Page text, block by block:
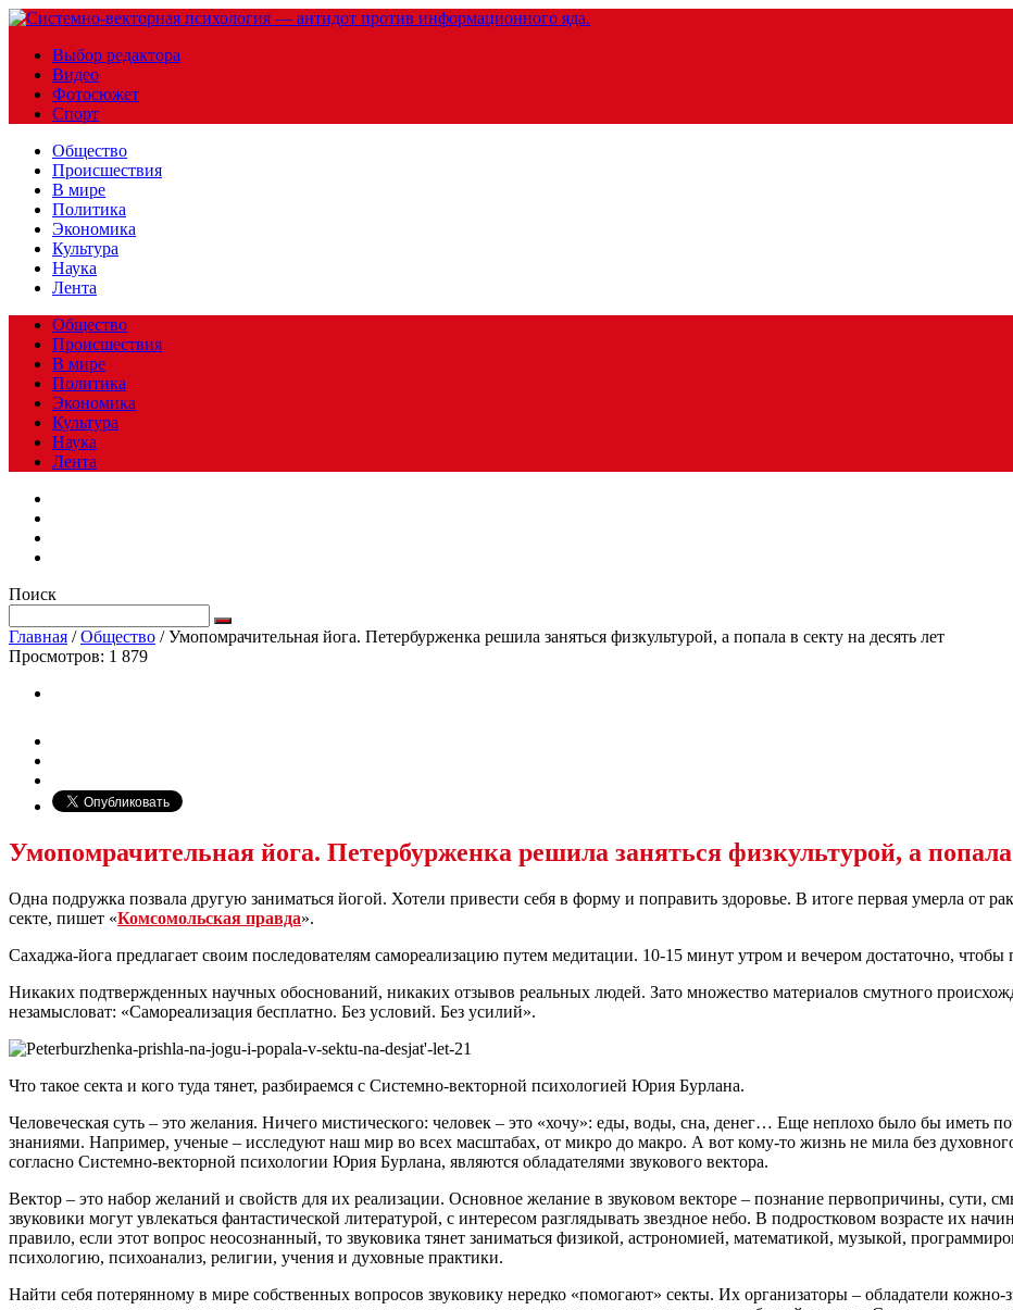
Выбор редактора
Видео
Фотосюжет
Спорт
Общество
Происшествия
В мире
Политика
Экономика
Культура
Наука
Лента
Общество
Происшествия
В мире
Политика
Экономика
Культура
Наука
Лента
Поиск
Главная /Общество /Умопомрачительная йога. Петербурженка решила заняться физкультурой, а попала в секту на десять лет
Просмотров: 1 879
Умопомрачительная йога. Петербурженка решила заняться физкультурой, а попала
Одна подружка позвала другую заниматься йогой. Хотели привести себя в форму и поправить здоровье. В итоге первая умерла от
секте, пишет «Комсомольская правда».
Сахаджа-йога предлагает своим последователям самореализацию путем медитации. 10-15 минут утром и вечером достаточно, чтобы
Никаких подтвержденных научных обоснований, никаких отзывов реальных людей. Зато множество материалов смутного
незамысловат: «Самореализация бесплатно. Без условий. Без усилий».
Что такое секта и кого туда тянет, разбираемся с Системно-векторной психологией Юрия Бурлана.
Человеческая суть – это желания. Ничего мистического: человек – это «хочу»: еды, воды, сна, денег… Еще неплохо было бы иметь
знаниями. Например, ученые – исследуют наш мир во всех масштабах, от микро до макро. А вот кому-то жизнь не мила без
согласно Системно-векторной психологии Юрия Бурлана, являются обладателями звукового вектора.
Вектор – это набор желаний и свойств для их реализации. Основное желание в звуковом векторе – познание первопричины, сути,
звуковики могут увлекаться фантастической литературой, с интересом разглядывать звездное небо. В подростковом возрасте их
правило, если этот вопрос неосознанный, то звуковика тянет заниматься физикой, астрономией, математикой, музыкой,
психологию, психоанализ, религии, учения и духовные практики.
Найти себя потерянному в мире собственных вопросов звуковику нередко «помогают» секты. Их организаторы – обладатели